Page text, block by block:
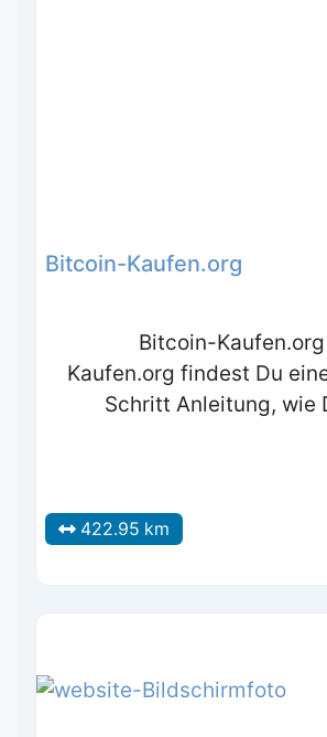
Bitcoin-Kaufen.org
Bitcoin-
Kaufen.org findest Du
Schritt Anleitung, wie
422.95 km